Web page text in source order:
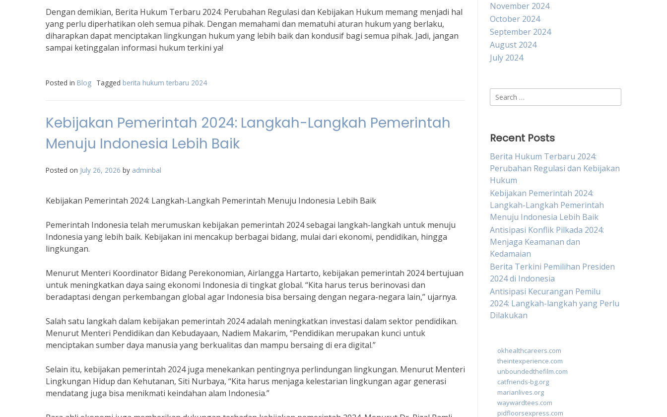
Dengan demikian, Berita Hukum Terbaru 2024: Perubahan Regulasi dan Kebijakan Hukum memang menjadi hal
yang perlu diperhatikan oleh semua pihak. Dengan memahami dan mematuhi aturan hukum yang berlaku,
diharapkan dapat menciptakan lingkungan hukum yang lebih baik dan kondusif bagi semua pihak. Jadi, jangan
sampai ketinggalan informasi hukum terkini ya!
Posted in Blog Tagged berita hukum terbaru 2024
Kebijakan Pemerintah 2024: Langkah-Langkah Pemerintah
Menuju Indonesia Lebih Baik
Posted on July 26, 2026 by adminbal
Kebijakan Pemerintah 2024: Langkah-Langkah Pemerintah Menuju Indonesia Lebih Baik
Pemerintah Indonesia telah merumuskan kebijakan pemerintah 2024 sebagai langkah-langkah untuk menuju
Indonesia yang lebih baik. Kebijakan ini mencakup berbagai bidang, mulai dari ekonomi, pendidikan, hingga
lingkungan.
Menurut Menteri Koordinator Bidang Perekonomian, Airlangga Hartarto, kebijakan pemerintah 2024 bertujuan
untuk meningkatkan daya saing ekonomi Indonesia di tingkat global. “Kita harus terus berinovasi dan
beradaptasi dengan perkembangan global agar Indonesia bisa bersaing dengan negara-negara lain,” ujarnya.
Salah satu langkah dalam kebijakan pemerintah 2024 adalah meningkatkan investasi dalam sektor pendidikan.
Menurut Menteri Pendidikan dan Kebudayaan, Nadiem Makarim, “Pendidikan merupakan kunci untuk
menciptakan sumber daya manusia yang berkualitas dan mampu bersaing di era digital.”
Selain itu, kebijakan pemerintah 2024 juga menekankan pentingnya perlindungan lingkungan. Menurut Menteri
Lingkungan Hidup dan Kehutanan, Siti Nurbaya, “Kita harus menjaga kelestarian lingkungan agar generasi
mendatang juga bisa menikmati keindahan alam Indonesia.”
November 2024
October 2024
September 2024
August 2024
July 2024
Search
for:
Recent Posts
Berita Hukum Terbaru 2024:
Perubahan Regulasi dan Kebijakan
Hukum
Kebijakan Pemerintah 2024:
Langkah-Langkah Pemerintah
Menuju Indonesia Lebih Baik
Antisipasi Konflik Pilkada 2024:
Menjaga Keamanan dan
Kedamaian
Berita Terkini Pemilihan Presiden
2024 di Indonesia
Antisipasi Kecurangan Pemilu
2024: Langkah-langkah yang Perlu
Dilakukan
okhealthcareers.com
theintexperience.com
unboundedthefilm.com
catfriends-bg.org
marianlives.org
waywardtees.com
pidfloorsexpress.com